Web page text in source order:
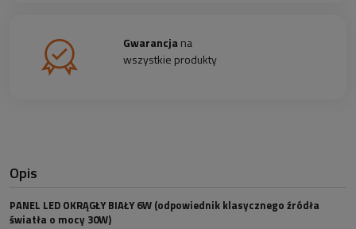
Gwarancjana
wszystkie produkty
Opis
PANEL LED OKRĄGŁY BIAŁY 6W (odpowiednik klasycznego źródła
światła o mocy 30W)